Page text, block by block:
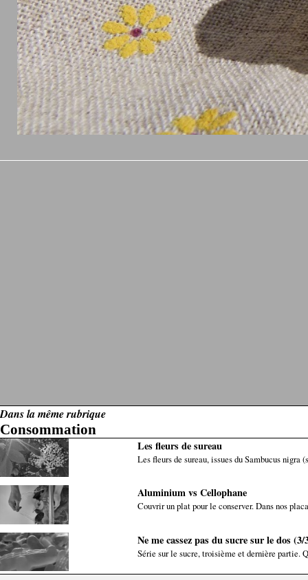
Dans la même rubrique
Consommation
Les fleurs de sureau
Les fleurs de sureau, issues du Sambucus
Aluminium vs Cellophane
Couvrir un plat pour le conserver. Dans nos
Ne me cassez pas du sucre sur le dos (3/
Série sur le sucre, troisième et dernière partie.